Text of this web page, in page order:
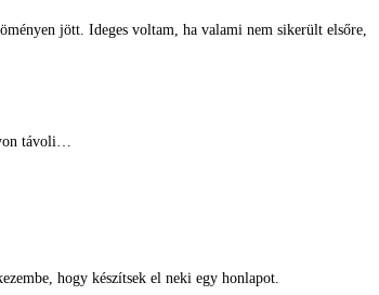
jött. Ideges voltam, ha valami nem sikerült elsőre,
távoli…
hogy készítsek el neki egy honlapot.